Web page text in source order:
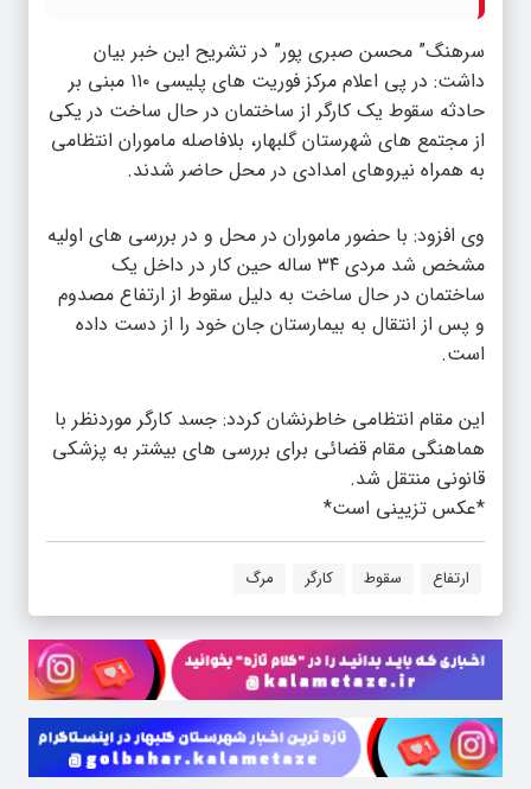
سرهنگ” محسن صبری پور” در تشریح این خبر بیان
داشت: در پی اعلام مرکز فوریت های پلیسی ۱۱۰ مبنی بر
حادثه سقوط یک کارگر از ساختمان در حال ساخت در یکی
از مجتمع های شهرستان گلبهار، بلافاصله ماموران انتظامی
به همراه نیروهای امدادی در محل حاضر شدند.
وی افزود: با حضور ماموران در محل و در بررسی های اولیه
مشخص شد مردی ۳۴ ساله حین کار در داخل یک
ساختمان در حال ساخت به دلیل سقوط از ارتفاع مصدوم
و پس از انتقال به بیمارستان جان خود را از دست داده
است.
این مقام انتظامی خاطرنشان کردد: جسد کارگر موردنظر با
هماهنگی مقام قضائی برای بررسی های بیشتر به پزشکی
قانونی منتقل شد.
*عکس تزیینی است*
ارتفاع سقوط کارگر مرگ